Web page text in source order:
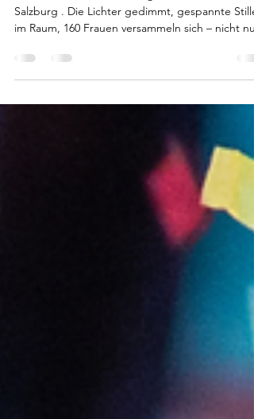
ansteckend wird – 160 Frauen,
ein Abend, eine Bewegung
Success Soirée, Donnerstagabend, Club Balboa,
Salzburg . Die Lichter gedimmt, gespannte Stille
einem Abend, der sich nach echtem Mut
wird. Ich habe die 5. Success Soirée mit Worten
eröffnet, die mir etwas schwer auf der Zunge
lagen, aber dafür von Herzen kamen: „Mut
bedeutet, den ersten Schritt zu machen. Auch
dann – oder gerade dann – wenn es weh tut.